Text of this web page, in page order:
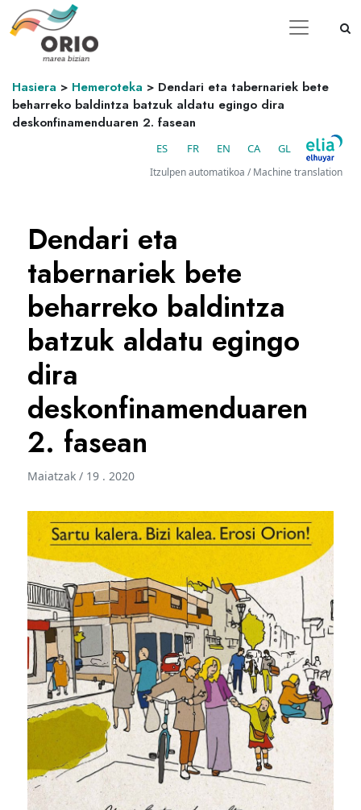
Hasiera > Hemeroteka > Dendari eta tabernariek bete
beharreko baldintza batzuk aldatu egingo dira
deskonfinamenduaren 2. fasean
ES FR EN CA GL
Itzulpen automatikoa / Machine translation
Dendari eta
tabernariek bete
beharreko baldintza
batzuk aldatu egingo
dira
deskonfinamenduaren
2. fasean
Maiatzak / 19 . 2020